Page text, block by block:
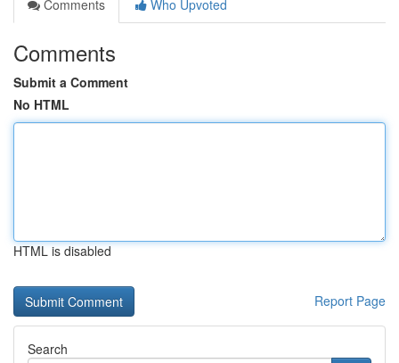
Comments
Who Upvoted
Comments
Submit a Comment
No HTML
HTML is disabled
Report Page
Search